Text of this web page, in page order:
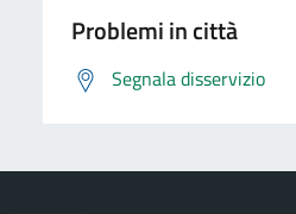
Problemi in città
Segnala disservizio